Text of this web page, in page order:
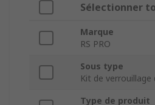
Sélectionner
Marque
RS PRO
Sous type
Kit de verrouillage
Type de produit